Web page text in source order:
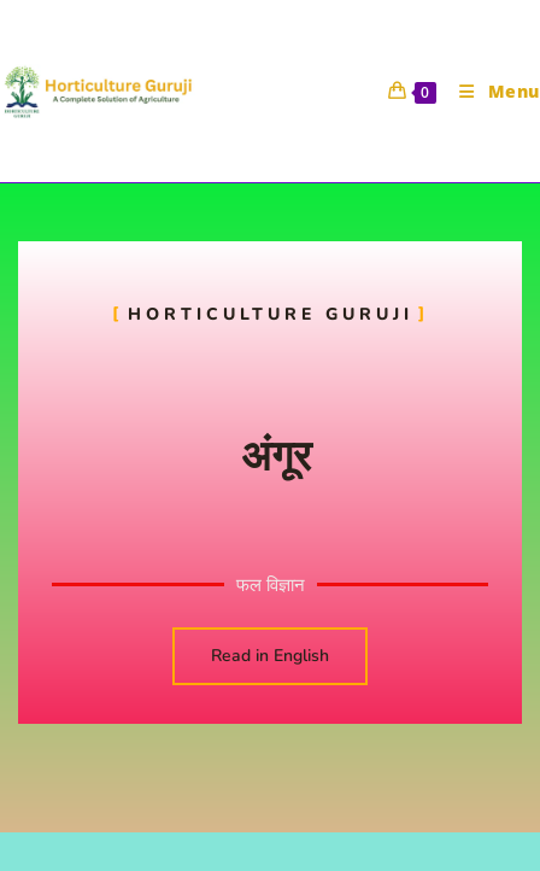
0 Menu
अंगूर
Horticulture Guruji
14 June 2021
HORTICULTURE GURUJI
अंगूर
फल विज्ञान
Read in English